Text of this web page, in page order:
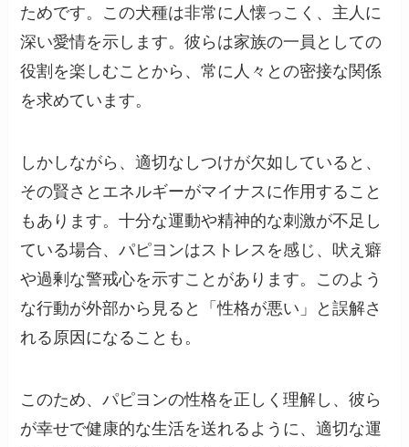
ためです。この犬種は非常に人懐っこく、主人に
深い愛情を示します。彼らは家族の一員としての
役割を楽しむことから、常に人々との密接な関係
を求めています。
しかしながら、適切なしつけが欠如していると、
その賢さとエネルギーがマイナスに作用すること
もあります。十分な運動や精神的な刺激が不足し
ている場合、パピヨンはストレスを感じ、吠え癖
や過剰な警戒心を示すことがあります。このよう
な行動が外部から見ると「性格が悪い」と誤解さ
れる原因になることも。
このため、パピヨンの性格を正しく理解し、彼ら
が幸せで健康的な生活を送れるように、適切な運